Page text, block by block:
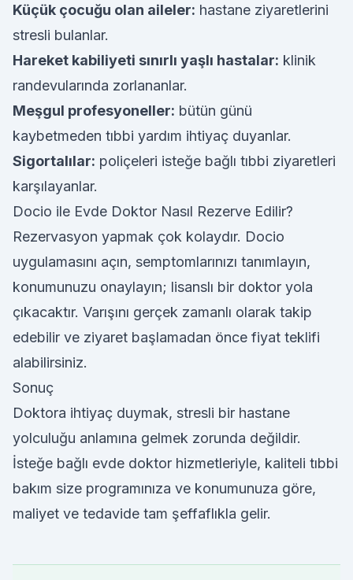
Küçük çocuğu olan aileler: hastane ziyaretlerini
stresli bulanlar.
Hareket kabiliyeti sınırlı yaşlı hastalar: klinik
randevularında zorlananlar.
Meşgul profesyoneller: bütün günü
kaybetmeden tıbbi yardım ihtiyaç duyanlar.
Sigortalılar: poliçeleri isteğe bağlı tıbbi ziyaretleri
karşılayanlar.
Docio ile Evde Doktor Nasıl Rezerve Edilir?
Rezervasyon yapmak çok kolaydır. Docio
uygulamasını açın, semptomlarınızı tanımlayın,
konumunuzu onaylayın; lisanslı bir doktor yola
çıkacaktır. Varışını gerçek zamanlı olarak takip
edebilir ve ziyaret başlamadan önce fiyat teklifi
alabilirsiniz.
Sonuç
Doktora ihtiyaç duymak, stresli bir hastane
yolculuğu anlamına gelmek zorunda değildir.
İsteğe bağlı evde doktor hizmetleriyle, kaliteli tıbbi
bakım size programınıza ve konumunuza göre,
maliyet ve tedavide tam şeffaflıkla gelir.